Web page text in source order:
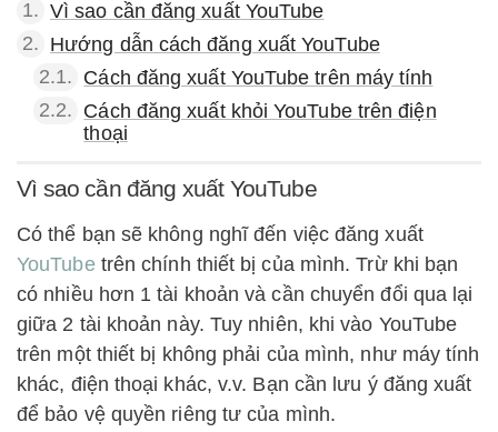
1. Vì sao cần đăng xuất YouTube
2. Hướng dẫn cách đăng xuất YouTube
2.1. Cách đăng xuất YouTube trên máy tính
2.2. Cách đăng xuất khỏi YouTube trên điện
thoại
Vì sao cần đăng xuất YouTube
Có thể bạn sẽ không nghĩ đến việc đăng xuất
YouTube trên chính thiết bị của mình. Trừ khi bạn
có nhiều hơn 1 tài khoản và cần chuyển đổi qua lại
giữa 2 tài khoản này. Tuy nhiên, khi vào YouTube
trên một thiết bị không phải của mình, như máy tính
khác, điện thoại khác, v.v. Bạn cần lưu ý đăng xuất
để bảo vệ quyền riêng tư của mình.